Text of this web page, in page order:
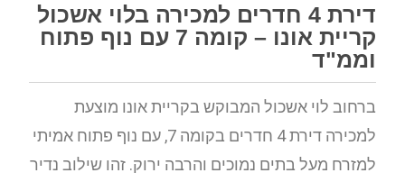
דירת 4 חדרים למכירה בלוי אשכול
קריית אונו – קומה 7 עם נוף פתוח
וממ"ד
ברחוב לוי אשכול המבוקש בקריית אונו מוצעת
למכירה דירת 4 חדרים בקומה 7, עם נוף פתוח אמיתי
למזרח מעל בתים נמוכים והרבה ירוק. זהו שילוב נדיר